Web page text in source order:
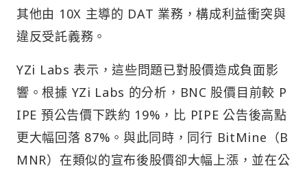
其他由 10X 主導的 DAT 業務，構成利益衝突與
違反受託義務。
YZi Labs 表示，這些問題已對股價造成負面影
響。根據 YZi Labs 的分析，BNC 股價目前較 P
IPE 預公告價下跌約 19%，比 PIPE 公告後高點
更大幅回落 87%。與此同時，同行 BitMine（B
MNR）在類似的宣布後股價卻大幅上漲，並在公